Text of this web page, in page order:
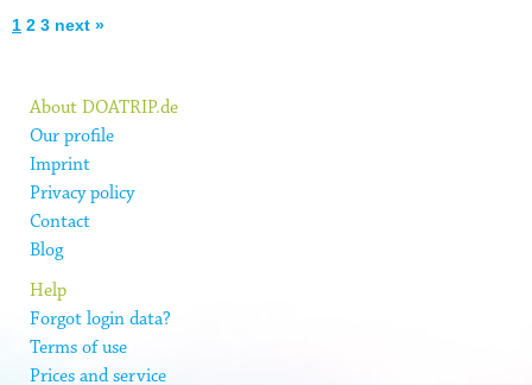
1 2 3 next »
About DOATRIP.de
Our profile
Imprint
Privacy policy
Contact
Blog
Help
Forgot login data?
Terms of use
Prices and service